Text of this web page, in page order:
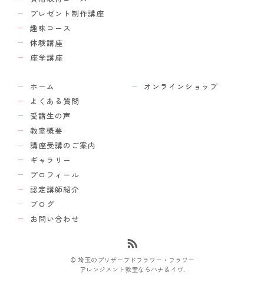
プレゼント制作講座
趣味コース
体験講座
座学講座
ホーム
よくある質問
受講生の声
教室概要
講座受講のご案内
ギャラリー
プロフィール
認定講師紹介
ブログ
お問い合わせ
オンラインショップ
© 埼玉のプリザーブドフラワー・フラワー
アレンジメント教室ならハナ＆イヴ.